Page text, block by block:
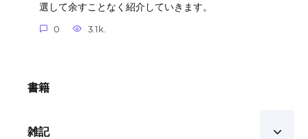
選して余すことなく紹介していきます。
0 3.1k.
書籍
雑記